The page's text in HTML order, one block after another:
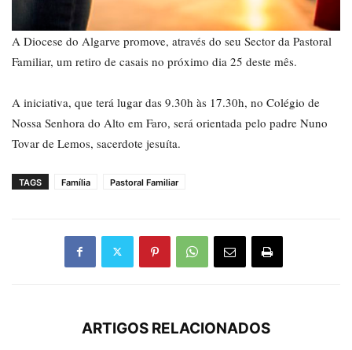
A Diocese do Algarve promove, através do seu Sector da Pastoral
Familiar, um retiro de casais no próximo dia 25 deste mês.
A iniciativa, que terá lugar das 9.30h às 17.30h, no Colégio de
Nossa Senhora do Alto em Faro, será orientada pelo padre Nuno
Tovar de Lemos, sacerdote jesuíta.
TAGS Família Pastoral Familiar
ARTIGOS RELACIONADOS